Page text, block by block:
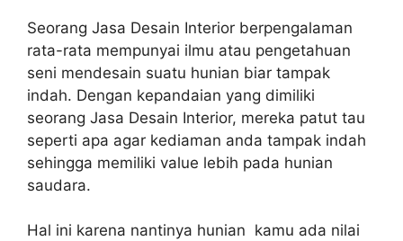
Seorang Jasa Desain Interior berpengalaman
rata-rata mempunyai ilmu atau pengetahuan
seni mendesain suatu hunian biar tampak
indah. Dengan kepandaian yang dimiliki
seorang Jasa Desain Interior, mereka patut tau
seperti apa agar kediaman anda tampak indah
sehingga memiliki value lebih pada hunian
saudara.
Hal ini karena nantinya hunian kamu ada nilai